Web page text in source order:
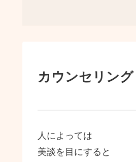
カウンセリン
人によっては
美談を目にすると